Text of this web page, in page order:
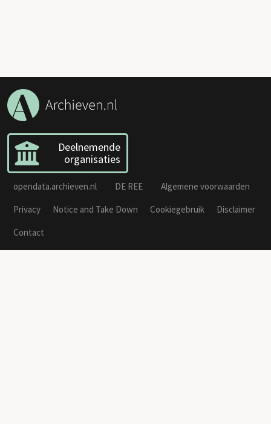
Deelnemende
organisaties
opendata.archieven.nl DE REE
Algemene voorwaarden
Privacy
Notice and Take Down Cookiegebruik
Disclaimer
Contact